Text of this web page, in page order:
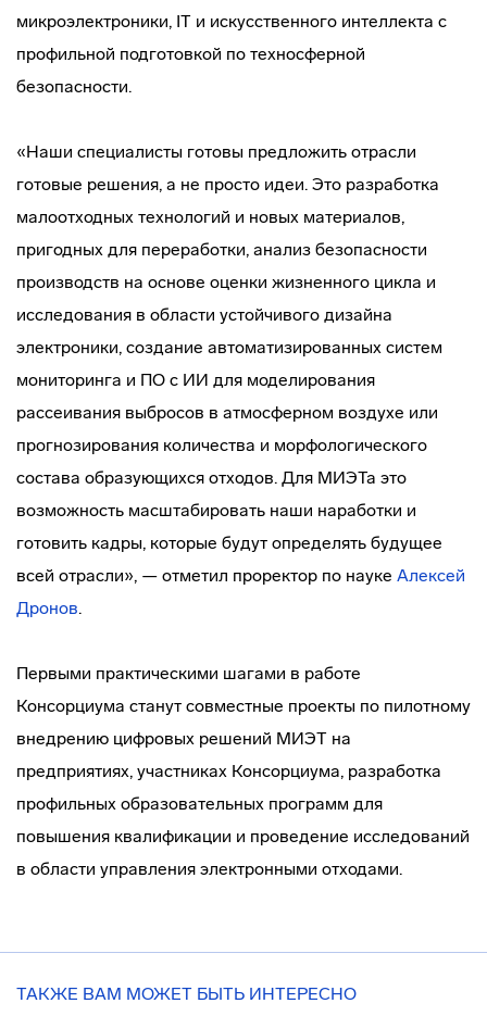
микроэлектроники, IT и искусственного интеллекта с
профильной подготовкой по техносферной
безопасности.
«Наши специалисты готовы предложить отрасли
готовые решения, а не просто идеи. Это разработка
малоотходных технологий и новых материалов,
пригодных для переработки, анализ безопасности
производств на основе оценки жизненного цикла и
исследования в области устойчивого дизайна
электроники, создание автоматизированных систем
мониторинга и ПО с ИИ для моделирования
рассеивания выбросов в атмосферном воздухе или
прогнозирования количества и морфологического
состава образующихся отходов. Для МИЭТа это
возможность масштабировать наши наработки и
готовить кадры, которые будут определять будущее
всей отрасли», — отметил проректор по науке Алексей
Дронов.
Первыми практическими шагами в работе
Консорциума станут совместные проекты по пилотному
внедрению цифровых решений МИЭТ на
предприятиях, участниках Консорциума, разработка
профильных образовательных программ для
повышения квалификации и проведение исследований
в области управления электронными отходами.
ТАКЖЕ ВАМ МОЖЕТ БЫТЬ ИНТЕРЕСНО